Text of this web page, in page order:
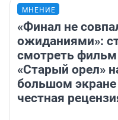
МНЕНИЕ
«Финал не
ожиданиями»:
смотреть фильм
«Старый орел»
большом
честная